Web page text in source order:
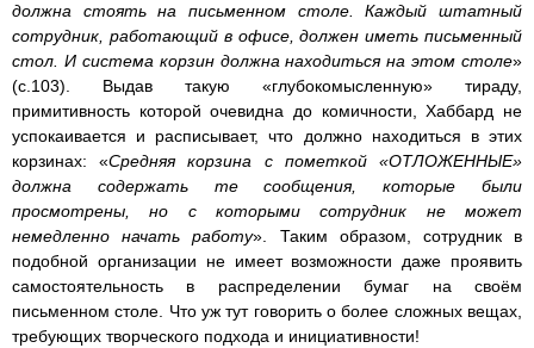
должна стоять на письменном столе. Каждый штатный
сотрудник, работающий в офисе, должен иметь письменный
стол. И система корзин должна находиться на этом столе»
(с.103). Выдав такую «глубокомысленную» тираду,
примитивность которой очевидна до комичности, Хаббард не
успокаивается и расписывает, что должно находиться в этих
корзинах: «Средняя корзина с пометкой «ОТЛОЖЕННЫЕ»
должна содержать те сообщения, которые были
просмотрены, но с которыми сотрудник не может
немедленно начать работу». Таким образом, сотрудник в
подобной организации не имеет возможности даже проявить
самостоятельность в распределении бумаг на своём
письменном столе. Что уж тут говорить о более сложных вещах,
требующих творческого подхода и инициативности!